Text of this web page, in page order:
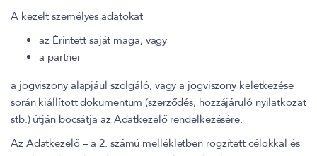
A kezelt személyes adatokat
az Érintett saját maga, vagy
a partner
a jogviszony alapjául szolgáló, vagy a jogviszony keletkezése
során kiállított dokumentum (szerződés, hozzájáruló nyilatkozat
stb.) útján bocsátja az Adatkezelő rendelkezésére.
Az Adatkezelő – a 2. számú mellékletben rögzített célokkal és